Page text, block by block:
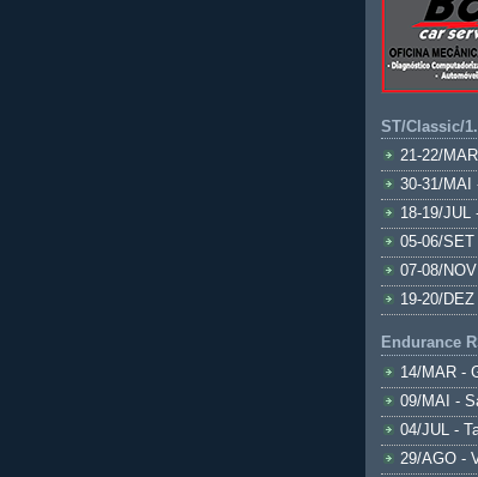
ST/Classic/
21-22/
30-31/MAI
18-19/JUL
05-06/
07-08/
19-20/
Endurance
14/MAR -
09/MAI -
04/JUL -
29/AGO -